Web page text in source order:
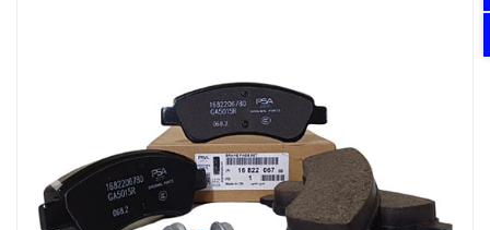
Previous